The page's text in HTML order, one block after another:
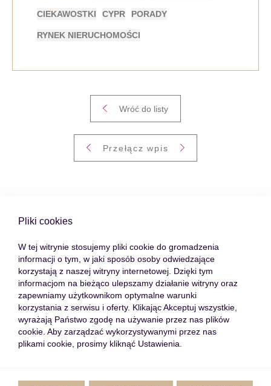
CIEKAWOSTKI CYPR PORADY
RYNEK NIERUCHOMOŚCI
Wróć do listy
Przełącz wpis
Lista Ofert
Mieszkania
Domy
Działki
Rynek pierwotny
Oferty off market
Nieruchomości w Polsce
Warszawa
Kraków
Poznań
Mieszkanie sprzedaż
Warszawa
Mieszkanie sprzedaż Kraków
Mieszkanie wynajem
Warszawa Śródmieście
Pliki cookies
W tej witrynie stosujemy pliki cookie do gromadzenia
informacji o tym, w jaki sposób osoby odwiedzające
korzystają z naszej witryny internetowej. Dzięki tym
informacjom na bieżąco ulepszamy działanie witryny oraz
zapewniamy użytkownikom optymalne warunki
korzystania z serwisu i oferty. Klikając Akceptuj wszystkie,
wyrażają Państwo zgodę na używanie przez nas plików
cookie. Aby zarządzać wykorzystywanymi przez nas
plikami cookie, prosimy kliknąć Ustawienia.